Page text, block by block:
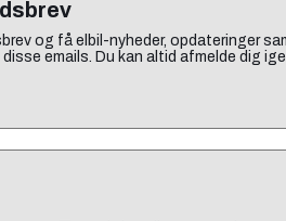
og få elbil-nyheder, opdateringer
emails. Du kan altid afmelde dig